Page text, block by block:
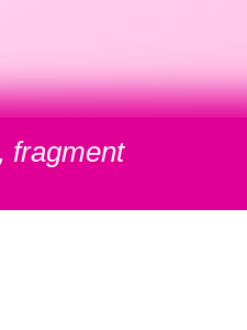
fragment